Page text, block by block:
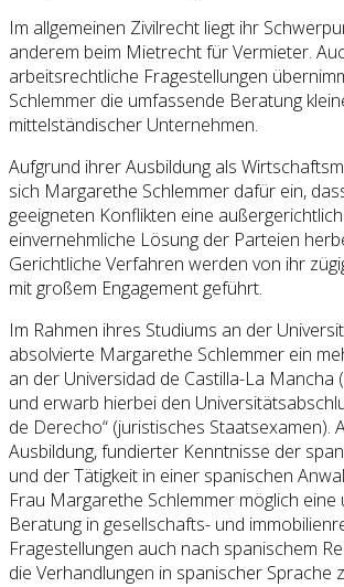
Im allgemeinen Zivilrecht liegt ihr
anderem beim Mietrecht für Vermieter.
arbeitsrechtliche Fragestellungen
Schlemmer die umfassende Beratung
mittelständischer Unternehmen.
Aufgrund ihrer Ausbildung als
sich Margarethe Schlemmer dafür ein,
geeigneten Konflikten eine
einvernehmliche Lösung der Parteien
Gerichtliche Verfahren werden von ihr
mit großem Engagement geführt.
Im Rahmen ihres Studiums an der
absolvierte Margarethe Schlemmer ein
an der Universidad de Castilla-La Mancha
und erwarb hierbei den
de Derecho“ (juristisches Staatsexamen).
Ausbildung, fundierter Kenntnisse der
und der Tätigkeit in einer spanischen
Frau Margarethe Schlemmer möglich eine
Beratung in gesellschafts- und
Fragestellungen auch nach spanischem
die Verhandlungen in spanischer Sprache